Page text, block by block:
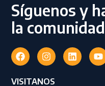
Síguenos y
la comunidad
VISITANOS